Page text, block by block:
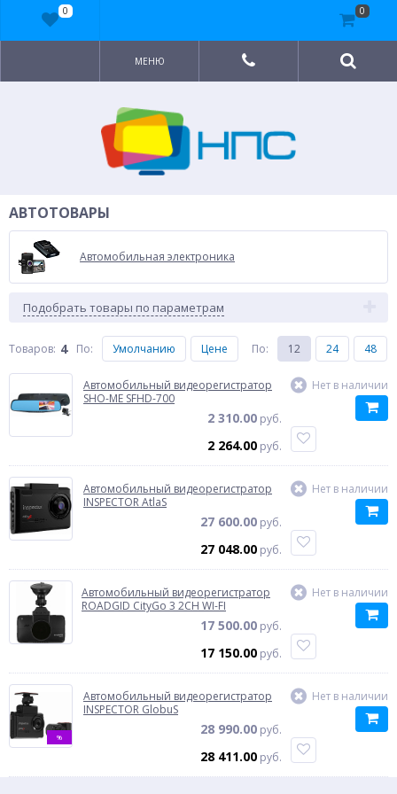
МЕНЮ
АВТОТОВАРЫ
Автомобильная электроника
Подобрать товары по параметрам
Товаров: 4 По: Умолчанию Цене По: 12 24 48
Автомобильный видеорегистратор
SHO-ME SFHD-700
2 310.00 руб.
2 264.00 руб.
Нет в наличии
Автомобильный видеорегистратор
INSPECTOR AtlaS
27 600.00 руб.
27 048.00 руб.
Нет в наличии
Автомобильный видеорегистратор
ROADGID CityGo 3 2CH WI-FI
17 500.00 руб.
17 150.00 руб.
Нет в наличии
%
Автомобильный видеорегистратор
INSPECTOR GlobuS
28 990.00 руб.
28 411.00 руб.
Нет в наличии
0 0